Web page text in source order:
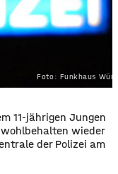
Foto: Funkhaus
11-jährigen Jungen
wieder
der Polizei am